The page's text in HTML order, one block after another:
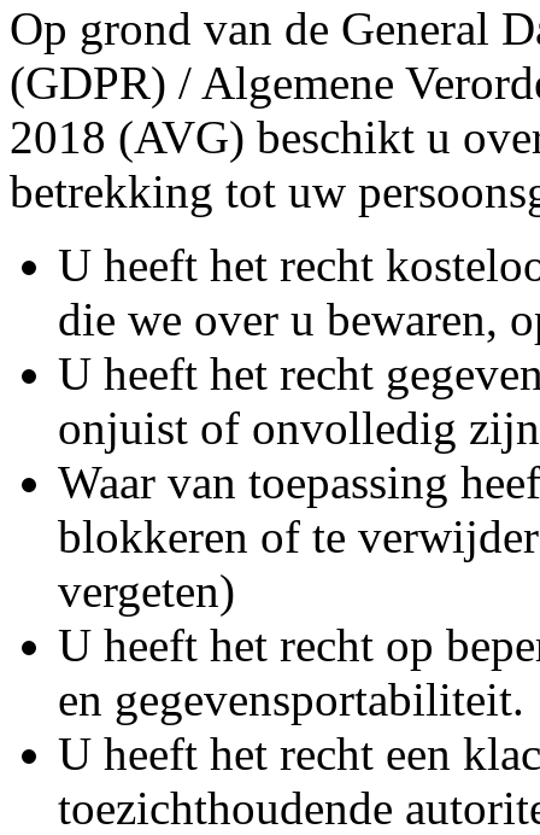
Op grond van de General
(GDPR) / Algemene
2018 (AVG) beschikt u
betrekking tot uw
U heeft het recht
die we over u bewaren,
U heeft het recht
onjuist of onvolledig
Waar van toepassing
blokkeren of te
vergeten)
U heeft het recht op
en gegevensportabiliteit.
U heeft het recht een
toezichthoudende